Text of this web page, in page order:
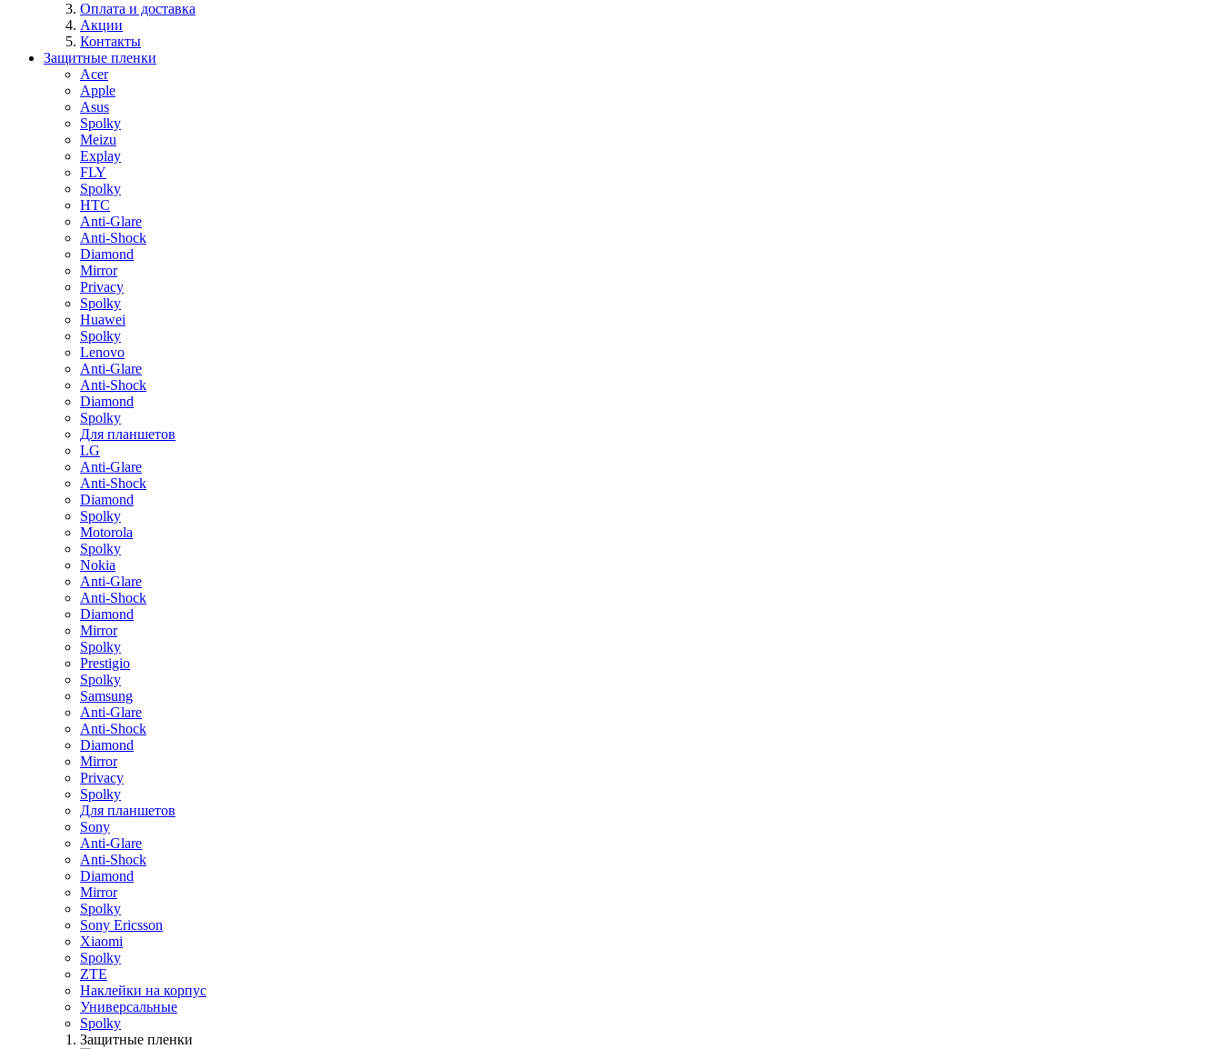
Оплата и доставка
Акции
Контакты
Защитные пленки
Acer
Apple
Asus
Spolky
Meizu
Explay
FLY
Spolky
HTC
Anti-Glare
Anti-Shock
Diamond
Mirror
Privacy
Spolky
Huawei
Spolky
Lenovo
Anti-Glare
Anti-Shock
Diamond
Spolky
Для планшетов
LG
Anti-Glare
Anti-Shock
Diamond
Spolky
Motorola
Spolky
Nokia
Anti-Glare
Anti-Shock
Diamond
Mirror
Spolky
Prestigio
Spolky
Samsung
Anti-Glare
Anti-Shock
Diamond
Mirror
Privacy
Spolky
Для планшетов
Sony
Anti-Glare
Anti-Shock
Diamond
Mirror
Spolky
Sony Ericsson
Xiaomi
Spolky
ZTE
Наклейки на корпус
Универсальные
Spolky
Защитные пленки